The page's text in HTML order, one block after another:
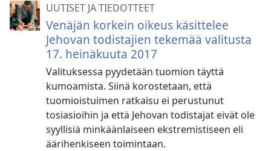
UUTISET JA TIEDOTTEET
Venäjän korkein oikeus käsittelee
Jehovan todistajien tekemää valitusta
17. heinäkuuta 2017
Valituksessa pyydetään tuomion täyttä
kumoamista. Siinä korostetaan, että
tuomioistuimen ratkaisu ei perustunut
tosiasioihin ja että Jehovan todistajat eivät ole
syyllisiä minkäänlaiseen ekstremistiseen eli
äärihenkiseen toimintaan.